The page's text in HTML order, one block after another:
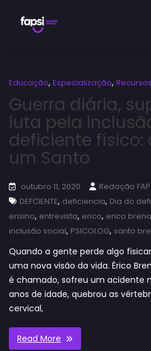
Educação, Especialização,
Guerra diária,
luta pela
deficiente físico:
um Santo
outubro 11, 2020
Redação
DEFCIENTE, deficiencia, Dia do
ensino, entrevista, erico, erico brena
inclusão social, PSICOLOG, santo
Quando a gente perde algo
uma nova visão da vida. Érico
é chamado, sofreu um acidente
anos de idade, quebrou as
cervical,
Read More